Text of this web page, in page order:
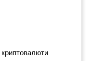
криптовалюти